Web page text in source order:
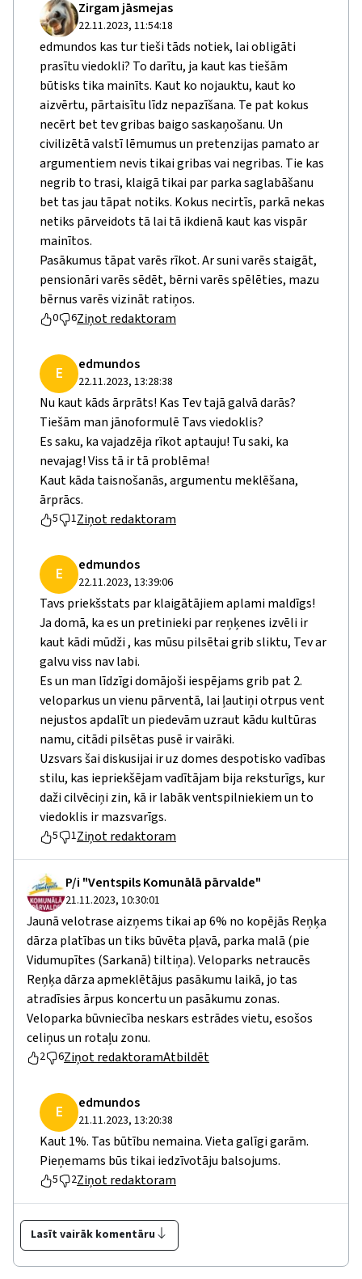
Zirgam jāsmejas
22.11.2023, 11:54:18
edmundos kas tur tieši tāds notiek, lai obligāti
prasītu viedokli? To darītu, ja kaut kas tiešām
būtisks tika mainīts. Kaut ko nojauktu, kaut ko
aizvērtu, pārtaisītu līdz nepazīšana. Te pat kokus
necērt bet tev gribas baigo saskaņošanu. Un
civilizētā valstī lēmumus un pretenzijas pamato ar
argumentiem nevis tikai gribas vai negribas. Tie kas
negrib to trasi, klaigā tikai par parka saglabāšanu
bet tas jau tāpat notiks. Kokus necirtīs, parkā nekas
netiks pārveidots tā lai tā ikdienā kaut kas vispār
mainītos.
Pasākumus tāpat varēs rīkot. Ar suni varēs staigāt,
pensionāri varēs sēdēt, bērni varēs spēlēties, mazu
bērnus varēs vizināt ratiņos.
0 6Ziņot redaktoram
E edmundos
22.11.2023, 13:28:38
Nu kaut kāds ārprāts! Kas Tev tajā galvā darās?
Tiešām man jānoformulē Tavs viedoklis?
Es saku, ka vajadzēja rīkot aptauju! Tu saki, ka
nevajag! Viss tā ir tā problēma!
Kaut kāda taisnošanās, argumentu meklēšana,
ārprācs.
5 1Ziņot redaktoram
E edmundos
22.11.2023, 13:39:06
Tavs priekšstats par klaigātājiem aplami maldīgs!
Ja domā, ka es un pretinieki par reņķenes izvēli ir
kaut kādi mūdži , kas mūsu pilsētai grib sliktu, Tev ar
galvu viss nav labi.
Es un man līdzīgi domājoši iespējams grib pat 2.
veloparkus un vienu pārventā, lai ļautiņi otrpus vent
nejustos apdalīt un piedevām uzraut kādu kultūras
namu, citādi pilsētas pusē ir vairāki.
Uzsvars šai diskusijai ir uz domes despotisko vadības
stilu, kas iepriekšējam vadītājam bija reksturīgs, kur
daži cilvēciņi zin, kā ir labāk ventspilniekiem un to
viedoklis ir mazsvarīgs.
5 1Ziņot redaktoram
P/i "Ventspils Komunālā pārvalde"
21.11.2023, 10:30:01
Jaunā velotrase aizņems tikai ap 6% no kopējās Reņķa
dārza platības un tiks būvēta pļavā, parka malā (pie
Vidumupītes (Sarkanā) tiltiņa). Veloparks netraucēs
Reņķa dārza apmeklētājus pasākumu laikā, jo tas
atradīsies ārpus koncertu un pasākumu zonas.
Veloparka būvniecība neskars estrādes vietu, esošos
celiņus un rotaļu zonu.
2 6Ziņot redaktoramAtbildēt
E edmundos
21.11.2023, 13:20:38
Kaut 1%. Tas būtību nemaina. Vieta galīgi garām.
Pieņemams būs tikai iedzīvotāju balsojums.
5 2Ziņot redaktoram
Lasīt vairāk komentāru